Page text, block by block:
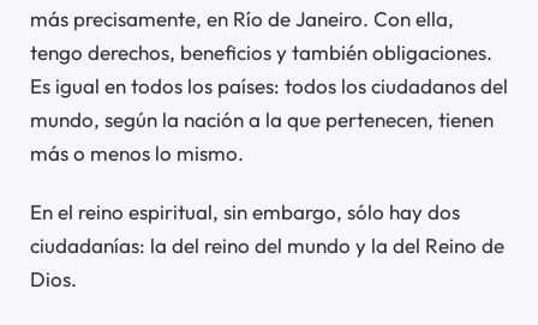
más precisamente, en Río de Janeiro. Con ella,
tengo derechos, beneficios y también obligaciones.
Es igual en todos los países: todos los ciudadanos del
mundo, según la nación a la que pertenecen, tienen
más o menos lo mismo.
En el reino espiritual, sin embargo, sólo hay dos
ciudadanías: la del reino del mundo y la del Reino de
Dios.